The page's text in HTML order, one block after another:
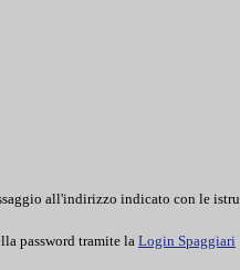
all'indirizzo indicato con le
password tramite la Login Spaggiari